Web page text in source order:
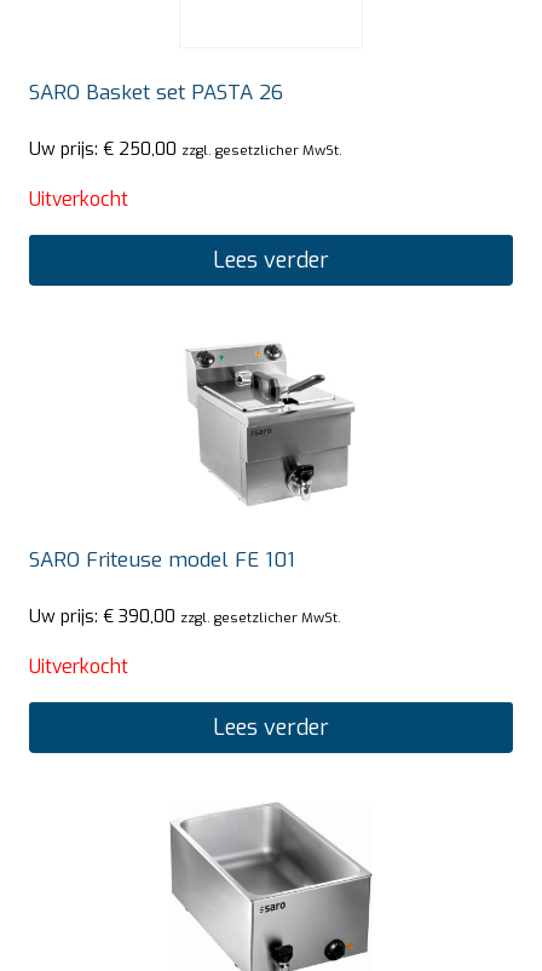
SARO Basket set PASTA 26
Uw prijs: € 250,00 zzgl. gesetzlicher MwSt.
Uitverkocht
Lees verder
SARO Friteuse model FE 101
Uw prijs: € 390,00 zzgl. gesetzlicher MwSt.
Uitverkocht
Lees verder